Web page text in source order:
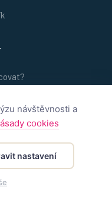
s.r.o.
návštěvnosti a
cookies
nastavení